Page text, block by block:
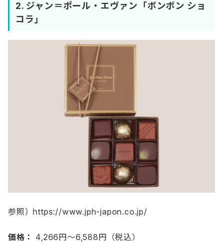
2. ジャン＝ポール・エヴァン「ボンボン ショ
コラ」
参照）https://www.jph-japon.co.jp/
価格：
4,266円〜6,588円（税込）